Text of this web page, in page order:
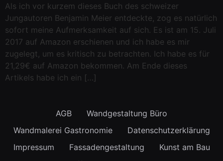
Als ich vor kurzem dieses Buch des schweizer
Jungautoren Benjamin Meier entdeckte, zog es natürlich
sofort meine Aufmerksamkeit auf sich. Es ist am 15. Juli
2017 auf Amazon erschienen und ich habe es mir
zugelegt, um es kritisch zu betrachten. Ich habe es für
21,29€ auf Amazon bekommen. Am Ende dieses
Artikels habe ich ein […]
AGB
Wandgestaltung Büro
Wandmalerei Gastronomie
Datenschutzerklärung
Impressum
Fassadengestaltung
Kunst am Bau